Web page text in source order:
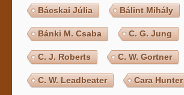
Bácskai Júlia Bálint Mihály
Bánki M. Csaba C. G. Jung
C. J. Roberts C. W. Gortner
C. W. Leadbeater Cara Hunter